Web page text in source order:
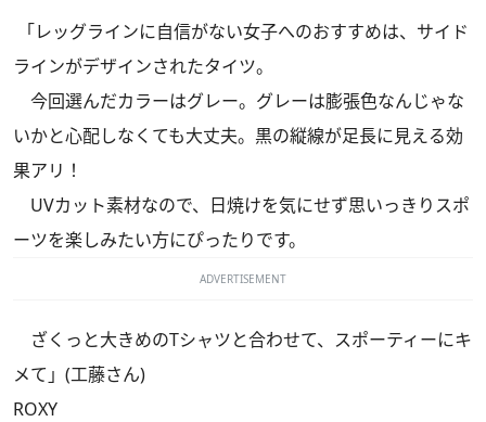
「レッグラインに自信がない女子へのおすすめは、サイド
ラインがデザインされたタイツ。
今回選んだカラーはグレー。グレーは膨張色なんじゃな
いかと心配しなくても大丈夫。黒の縦線が足長に見える効
果アリ！
UVカット素材なので、日焼けを気にせず思いっきりスポ
ーツを楽しみたい方にぴったりです。
ADVERTISEMENT
ざくっと大きめのTシャツと合わせて、スポーティーにキ
メて」(工藤さん)
ROXY